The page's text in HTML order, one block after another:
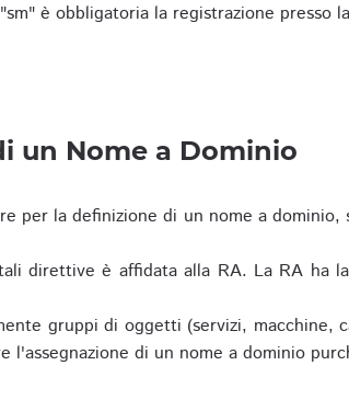
è obbligatoria la registrazione presso
un Nome a Dominio
per la definizione di un nome a
direttive è affidata alla RA. La RA ha
gruppi di oggetti (servizi, macchine,
di un nome a dominio